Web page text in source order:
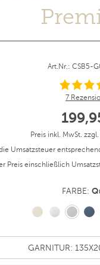
Art.Nr.: CSB5-
7
Preis inkl. MwSt.
Umsatzsteuer
Preis einschließlich
FARBE: